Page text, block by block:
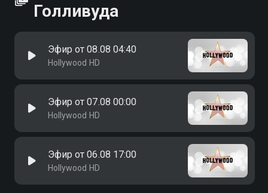
Голливуда
Эфир от 08.08 04:40
Hollywood HD
Эфир от 07.08 00:00
Hollywood HD
Эфир от 06.08 17:00
Hollywood HD